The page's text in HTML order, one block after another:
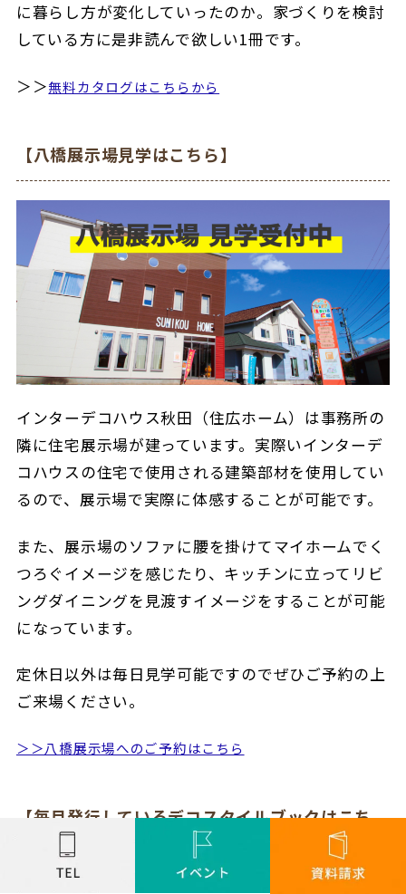
に暮らし方が変化していったのか。家づくりを検討
している方に是非読んで欲しい1冊です。
＞＞無料カタログはこちらから
【八橋展示場見学はこちら】
インターデコハウス秋田（住広ホーム）は事務所の
隣に住宅展示場が建っています。実際いインターデ
コハウスの住宅で使用される建築部材を使用してい
るので、展示場で実際に体感することが可能です。
また、展示場のソファに腰を掛けてマイホームでく
つろぐイメージを感じたり、キッチンに立ってリビ
ングダイニングを見渡すイメージをすることが可能
になっています。
定休日以外は毎日見学可能ですのでぜひご予約の上
ご来場ください。
＞＞八橋展示場へのご予約はこちら
【毎月発行しているデコスタイルブックはこち